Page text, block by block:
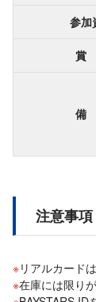
参加
賞
備
注意事項
リアルカード
在庫には限り